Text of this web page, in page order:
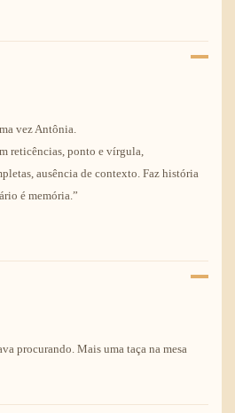
vez Antônia.
reticências, ponto e vírgula,
ausência de contexto. Faz história
é memória.”
procurando. Mais uma taça na mesa